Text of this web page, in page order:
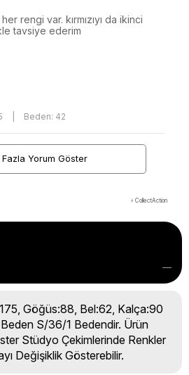
rengi var. kırmızıyı da ikinci
tavsiye ederim
Beden: 42
Fazla Yorum Göster
⚡ CollectAction
Göğüs:88, Bel:62, Kalça:90
S/36/1 Bedendir. Ürün
Stüdyo Çekimlerinde Renkler
Değişiklik Gösterebilir.